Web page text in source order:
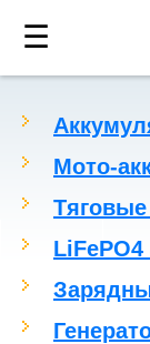
☰
Мото-